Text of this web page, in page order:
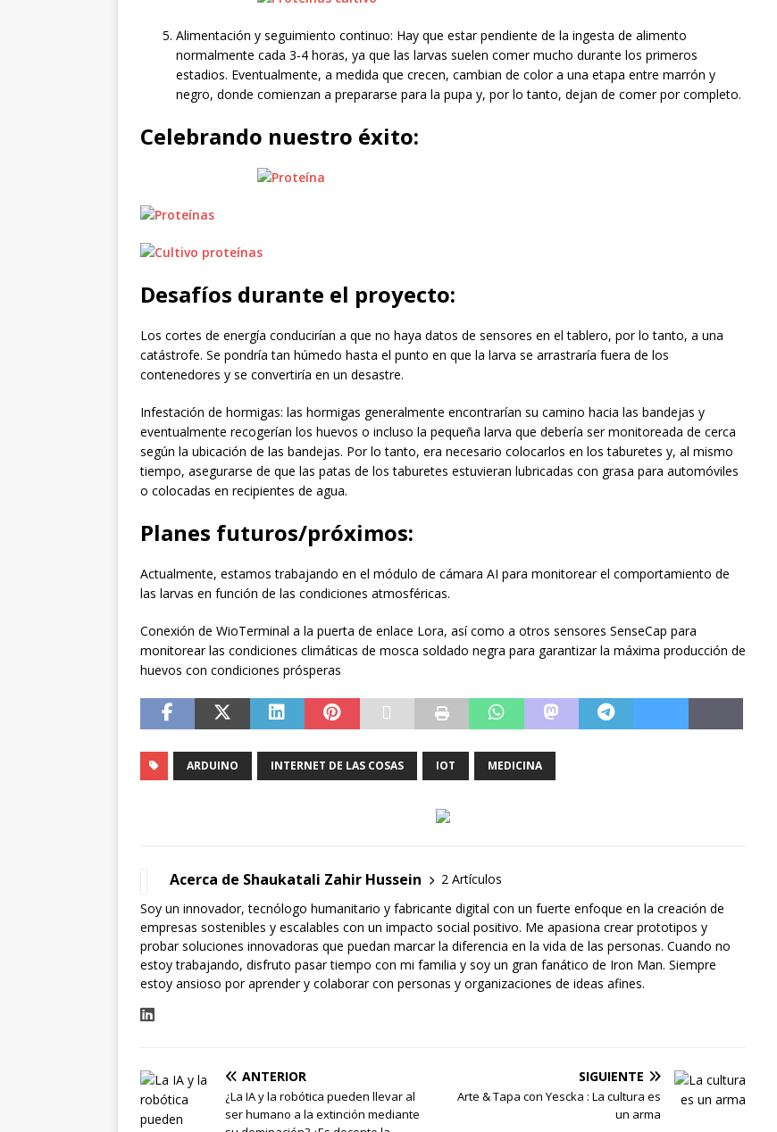
Alimentación y seguimiento continuo: Hay que estar pendiente de la ingesta de alimento
normalmente cada 3-4 horas, ya que las larvas suelen comer mucho durante los primeros
estadios. Eventualmente, a medida que crecen, cambian de color a una etapa entre marrón y
negro, donde comienzan a prepararse para la pupa y, por lo tanto, dejan de comer por completo.
Celebrando nuestro éxito:
Desafíos durante el proyecto:
Los cortes de energía conducirían a que no haya datos de sensores en el tablero, por lo tanto, a una
catástrofe. Se pondría tan húmedo hasta el punto en que la larva se arrastraría fuera de los
contenedores y se convertiría en un desastre.
Infestación de hormigas: las hormigas generalmente encontrarían su camino hacia las bandejas y
eventualmente recogerían los huevos o incluso la pequeña larva que debería ser monitoreada de cerca
según la ubicación de las bandejas. Por lo tanto, era necesario colocarlos en los taburetes y, al mismo
tiempo, asegurarse de que las patas de los taburetes estuvieran lubricadas con grasa para automóviles
o colocadas en recipientes de agua.
Planes futuros/próximos:
Actualmente, estamos trabajando en el módulo de cámara AI para monitorear el comportamiento de
las larvas en función de las condiciones atmosféricas.
Conexión de WioTerminal a la puerta de enlace Lora, así como a otros sensores SenseCap para
monitorear las condiciones climáticas de mosca soldado negra para garantizar la máxima producción de
huevos con condiciones prósperas
ARDUINO INTERNET DE LAS COSAS IOT MEDICINA
Acerca de Shaukatali Zahir Hussein
2 Artículos
Soy un innovador, tecnólogo humanitario y fabricante digital con un fuerte enfoque en la creación de
empresas sostenibles y escalables con un impacto social positivo. Me apasiona crear prototipos y
probar soluciones innovadoras que puedan marcar la diferencia en la vida de las personas. Cuando no
estoy trabajando, disfruto pasar tiempo con mi familia y soy un gran fanático de Iron Man. Siempre
estoy ansioso por aprender y colaborar con personas y organizaciones de ideas afines.
ANTERIOR
¿La IA y la robótica pueden llevar al
ser humano a la extinción mediante
SIGUIENTE
Arte & Tapa con Yescka : La cultura es
un arma